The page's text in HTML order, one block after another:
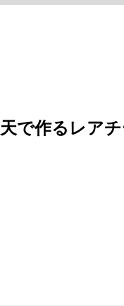
で作るレア